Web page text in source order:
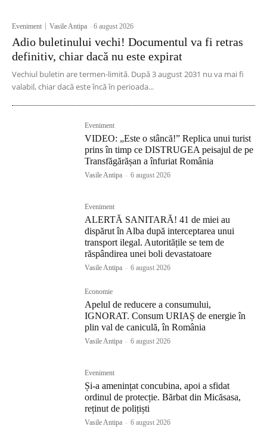
Eveniment Vasile Antipa -6 august 2026
Adio buletinului vechi! Documentul va fi retras
definitiv, chiar dacă nu este expirat
Vechiul buletin are termen-limită. După 3 august 2031 nu va mai fi
valabil, chiar dacă este încă în perioada...
Eveniment
VIDEO: „Este o stâncă!” Replica unui turist
prins în timp ce DISTRUGEA peisajul de pe
Transfăgărășan a înfuriat România
Vasile Antipa - 6 august 2026
Eveniment
ALERTĂ SANITARĂ! 41 de miei au
dispărut în Alba după interceptarea unui
transport ilegal. Autoritățile se tem de
răspândirea unei boli devastatoare
Vasile Antipa - 6 august 2026
Economie
Apelul de reducere a consumului,
IGNORAT. Consum URIAȘ de energie în
plin val de caniculă, în România
Vasile Antipa - 6 august 2026
Eveniment
Și-a amenințat concubina, apoi a sfidat
ordinul de protecție. Bărbat din Micăsasa,
reținut de polițiști
Vasile Antipa - 6 august 2026